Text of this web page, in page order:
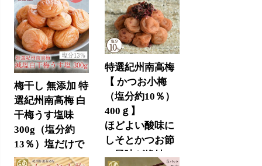
梅干し 無添加 特
選紀州南高梅 白
干梅うす塩味
300g（塩分約
13％）塩だけで
漬けた減塩の食
特選紀州南高梅
【 かつお小梅
（塩分約10％）
400ｇ】
ほどよい酸味に
しそとかつお節
の風味が絶妙